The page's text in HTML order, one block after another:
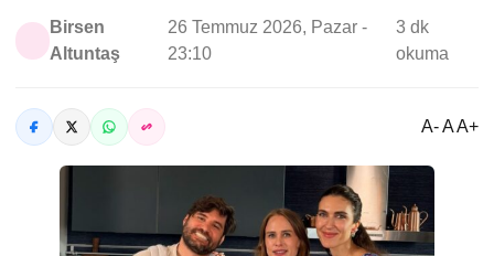
Birsen
Altuntaş
26 Temmuz 2026, Pazar -
23:10
3 dk
okuma
A- A A+